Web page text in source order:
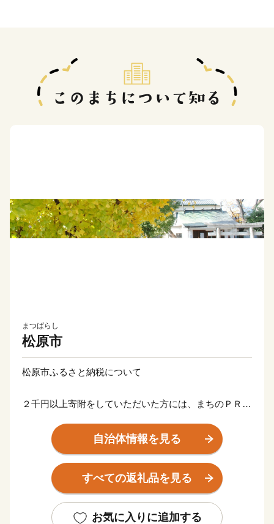
まつばらし
松原市
松原市ふるさと納税について
２千円以上寄附をしていただいた方には、まちのＰＲも
【ご注意】
※お礼の品のお届けには1～2ヶ月程度かかることがあり
おりません。
自治体情報を見る
すべての返礼品を見る
お気に入りに追加する